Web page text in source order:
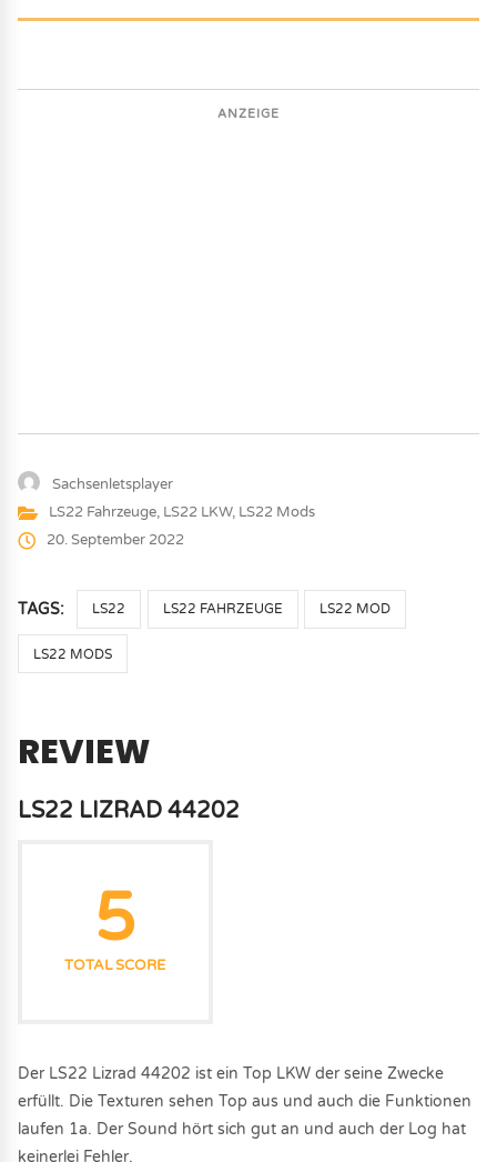
ANZEIGE
Sachsenletsplayer
LS22 Fahrzeuge, LS22 LKW, LS22 Mods
20. September 2022
TAGS: LS22 LS22 FAHRZEUGE LS22 MOD
LS22 MODS
REVIEW
LS22 LIZRAD 44202
5
TOTAL SCORE
Der LS22 Lizrad 44202 ist ein Top LKW der seine Zwecke
erfüllt. Die Texturen sehen Top aus und auch die Funktionen
laufen 1a. Der Sound hört sich gut an und auch der Log hat
keinerlei Fehler.